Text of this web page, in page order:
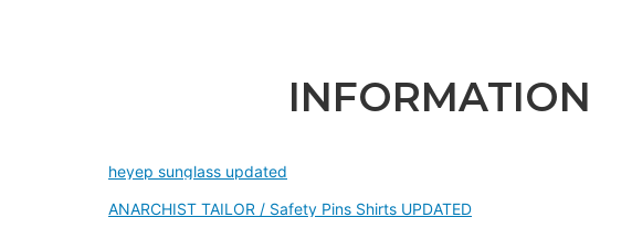
INFORMATION
heyep sunglass updated
ANARCHIST TAILOR / Safety Pins Shirts UPDATED